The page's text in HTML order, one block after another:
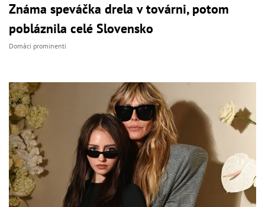
Známa speváčka drela v továrni, potom
pobláznila celé Slovensko
Domáci prominenti